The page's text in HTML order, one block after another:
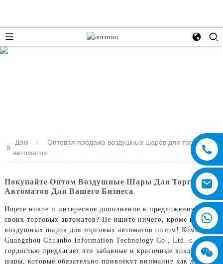
>> Дом
Оптовая продажа воздушных шаров для торговых
автоматов
Покупайте Оптом Воздушные Шары Для Торговых
Автоматов Для Вашего Бизнеса
Ищете новое и интересное дополнение к предложениям
своих торговых автоматов? Не ищите ничего, кроме наших
воздушных шаров для торговых автоматов оптом! Компания
Guangzhou Chuanbo Information Technology Co., Ltd. с
гордостью предлагает эти забавные и красочные воздушные
шары, которые обязательно привлекут внимание как детей,